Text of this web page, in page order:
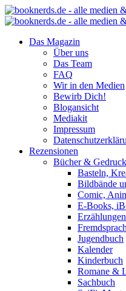
Das Magazin
Über uns
Das Team
FAQ
Wir in den Medien
Bewirb Dich!
Blogansicht
Mediakit
Impressum
Rezensionen
Bücher &
Basteln,
Bildbände
Comic,
E-Books,
Jugendbuch
Kalender
Kinderbuch
Romane &
Sachbuch